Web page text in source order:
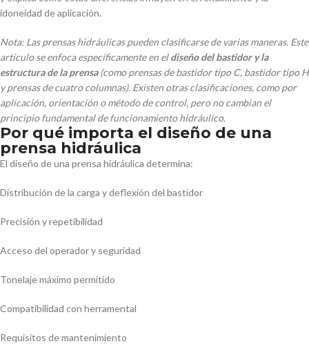
idoneidad de aplicación.
Nota: Las prensas hidráulicas pueden clasificarse de varias maneras. Este
artículo se enfoca específicamente en eldiseño del bastidor y la
estructura de la prensa(como prensas de bastidor tipo C, bastidor tipo H
y prensas de cuatro columnas). Existen otras clasificaciones, como por
aplicación, orientación o método de control, pero no cambian el
principio fundamental de funcionamiento hidráulico.
Por qué importa el diseño de una
prensa hidráulica
El diseño de una prensa hidráulica determina:
Distribución de la carga y deflexión del bastidor
Precisión y repetibilidad
Acceso del operador y seguridad
Tonelaje máximo permitido
Compatibilidad con herramental
Requisitos de mantenimiento